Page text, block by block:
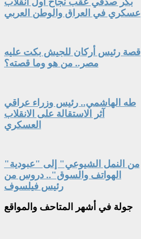
عسكري في العراق والوطن العربي
قصة رئيس أركان للجيش بكت عليه
مصر.. من هو وما قصته؟
طه الهاشمي.. رئيس وزراء عراقي
آثر الاستقالة على الانقلاب
العسكري
"من النمل الشيوعي" إلى "عبودية
الهواتف والسوق".. دروس من
رئيس فيلسوف
جولة في أشهر المتاحف والمواقع